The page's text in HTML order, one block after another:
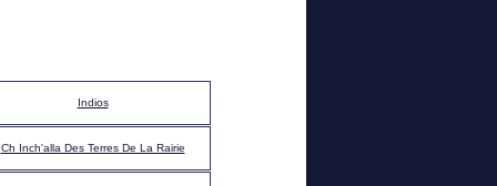
Indios
Ch Inch'alla Des Terres De La Rairie